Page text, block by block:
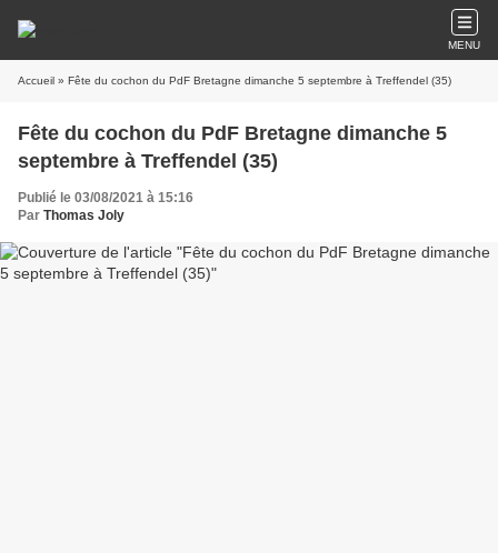
MENU
Accueil » Fête du cochon du PdF Bretagne dimanche 5 septembre à Treffendel (35)
Fête du cochon du PdF Bretagne dimanche 5
septembre à Treffendel (35)
Publié le 03/08/2021 à 15:16
Par Thomas Joly